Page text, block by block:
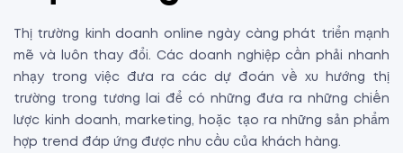
Thị trường kinh doanh online ngày càng phát triển mạnh
mẽ và luôn thay đổi. Các doanh nghiệp cần phải nhanh
nhạy trong việc đưa ra các dự đoán về xu hướng thị
trường trong tương lai để có những đưa ra những chiến
lược kinh doanh, marketing, hoặc tạo ra những sản phẩm
hợp trend đáp ứng được nhu cầu của khách hàng.